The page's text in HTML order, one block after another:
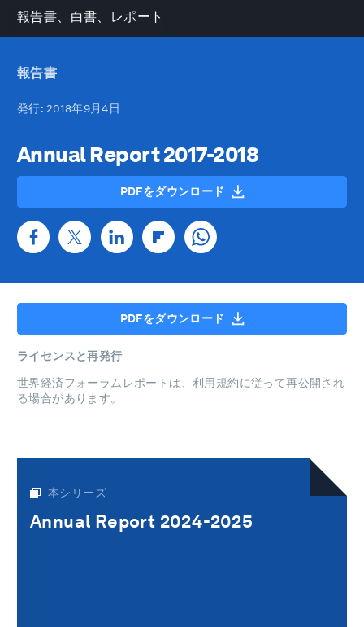
報告書、白書、レポート
報告書
発行: 2018年9月4日
Annual Report 2017-2018
PDFをダウンロード
PDFをダウンロード
ライセンスと再発行
世界経済フォーラムレポートは、 利用規約に従って再公開され
る場合があります。
本シリーズ
Annual Report 2024-2025